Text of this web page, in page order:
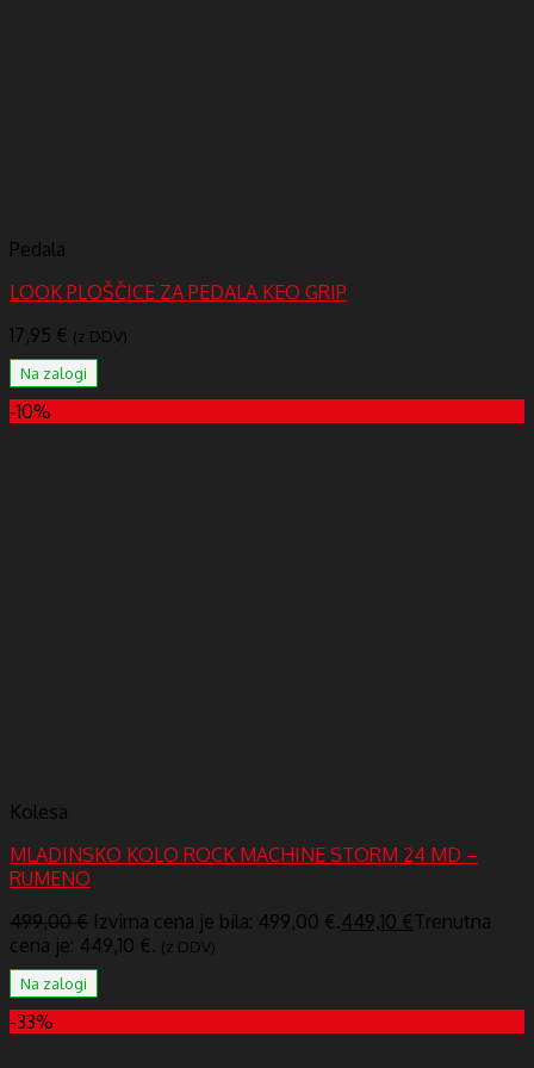
Pedala
LOOK PLOŠČICE ZA PEDALA KEO GRIP
17,95 € (z DDV)
Na zalogi
-10%
Kolesa
MLADINSKO KOLO ROCK MACHINE STORM 24 MD –
RUMENO
499,00€ Izvirna cena je bila: 499,00 €.449,10 €Trenutna
cena je: 449,10 €. (z DDV)
Na zalogi
-33%